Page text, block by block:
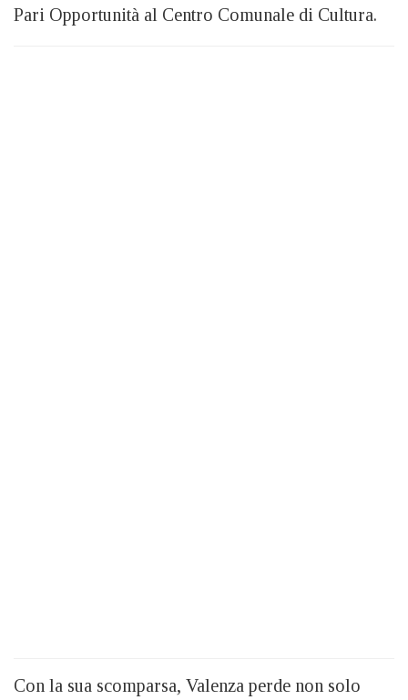
Pari Opportunità al Centro Comunale di Cultura.
Con la sua scomparsa, Valenza perde non solo